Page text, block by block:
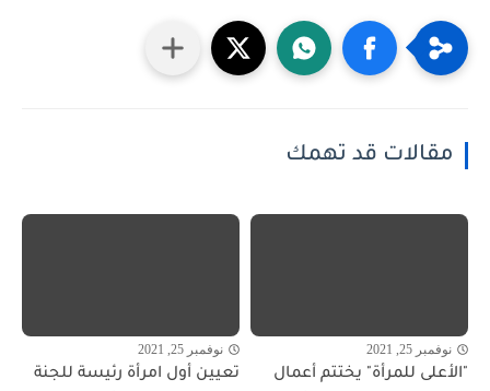
مقالات قد تهمك
نوفمبر 25, 2021
"الأعلى للمرأة" يختتم أعمال
نوفمبر 25, 2021
تعيين أول امرأة رئيسة للجنة